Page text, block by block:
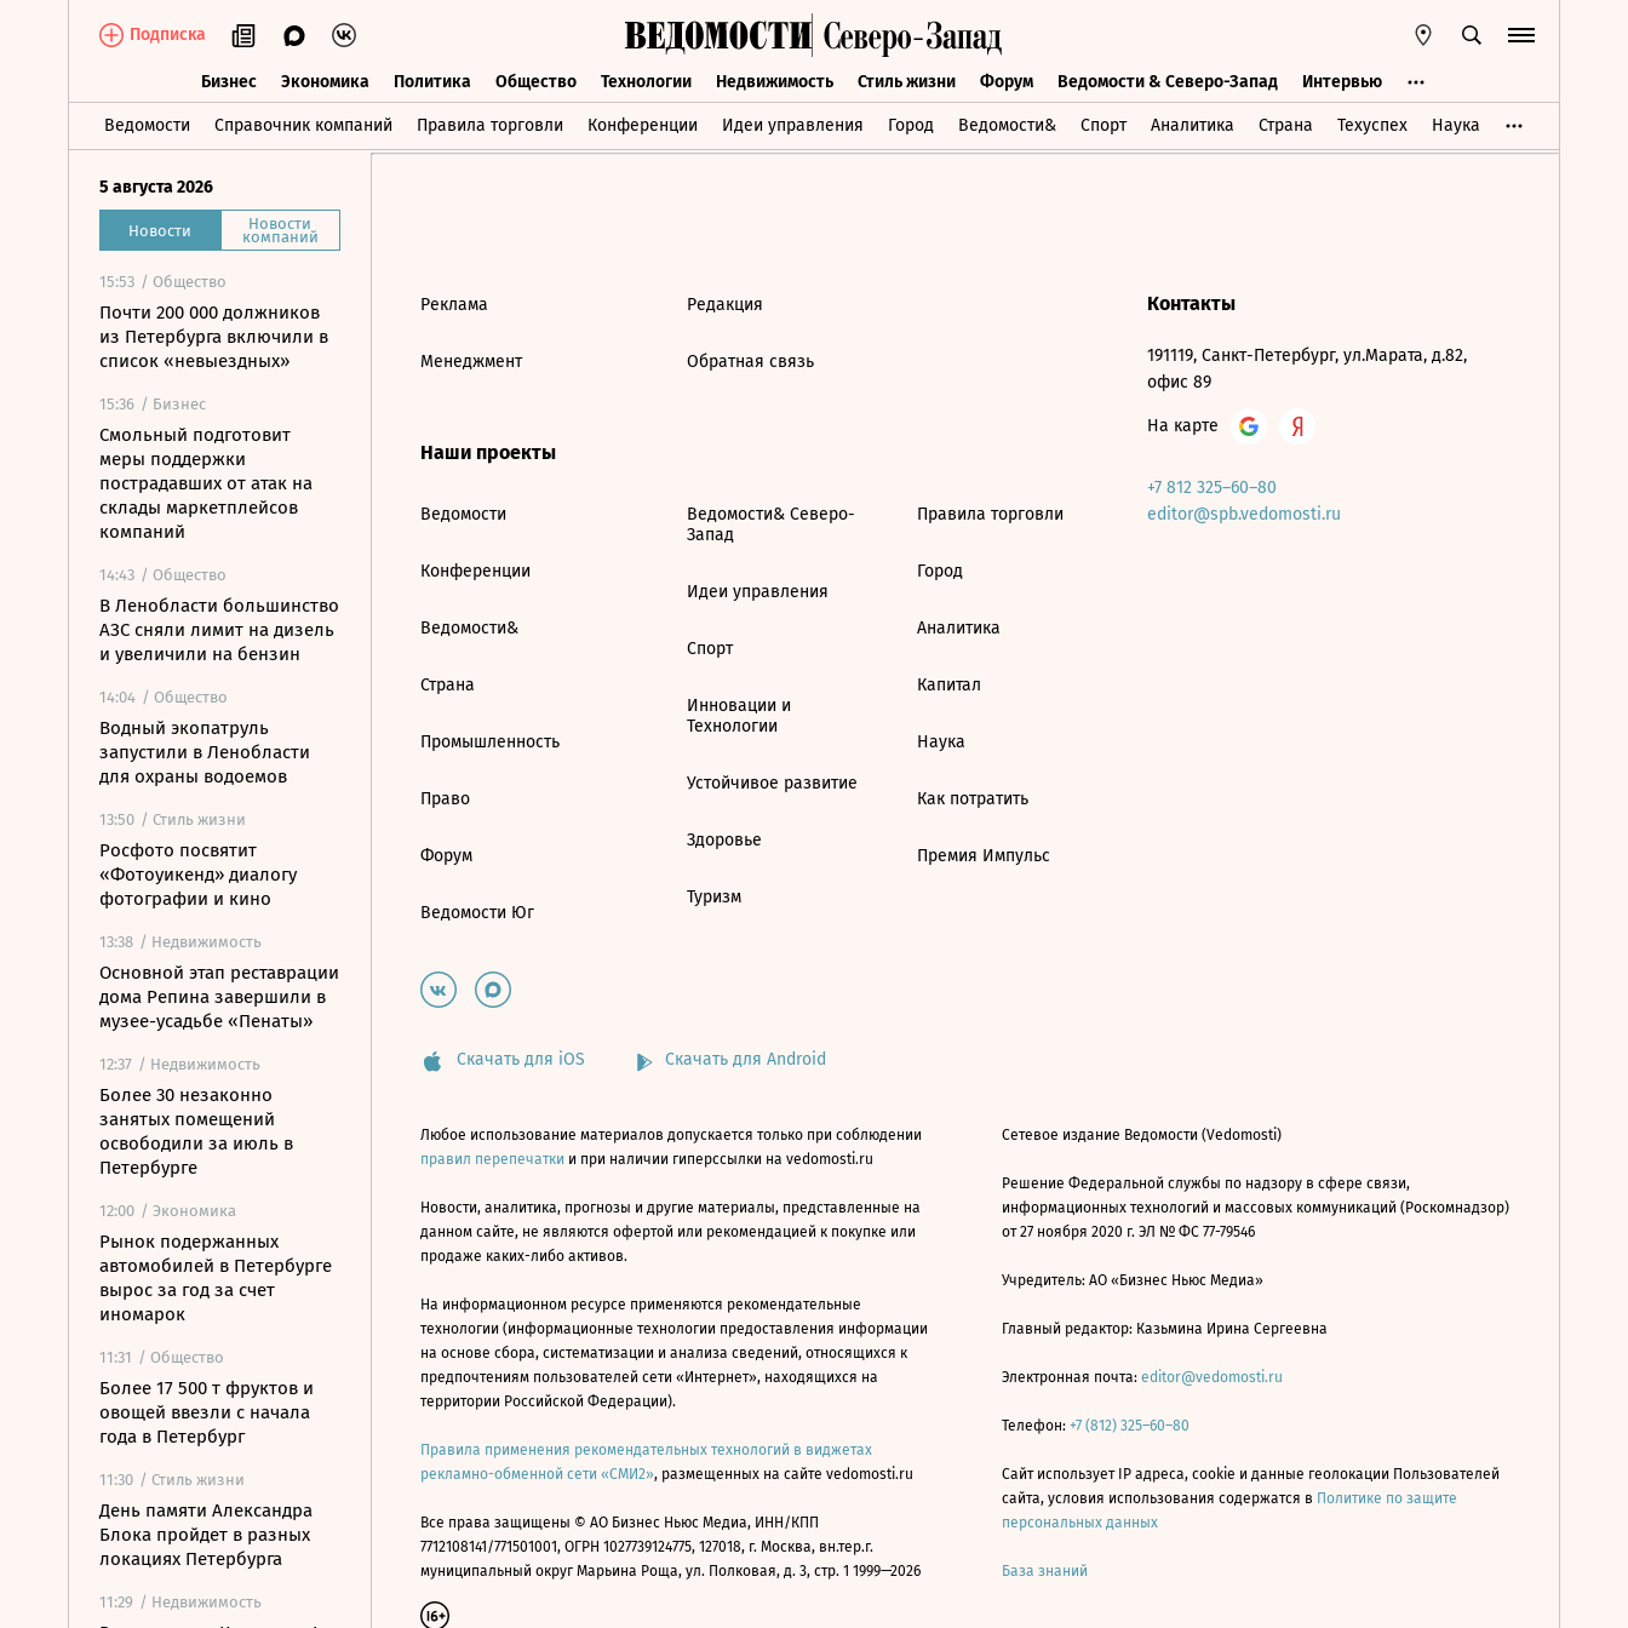
Подписка
Бизнес Экономика Политика Общество Технологии Недвижимость Стиль жизни Форум Ведомости & Северо-Запад Интервью
Ведомости Справочник компаний Правила торговли Конференции Идеи управления Город Ведомости& Спорт Аналитика Страна Техуспех Наука
Бизнес Экономика Политика Общество Технологии Недвижимость Стиль жизни Форум Ведомости & Северо-Запад Интервью
5 августа 2026
Новости Новости
компаний
15:53 / Общество
Почти 200 000 должников
из Петербурга включили в
список «невыездных»
15:36 / Бизнес
Смольный подготовит
меры поддержки
пострадавших от атак на
склады маркетплейсов
компаний
14:43 / Общество
В Ленобласти большинство
АЗС сняли лимит на дизель
и увеличили на бензин
14:04 / Общество
Водный экопатруль
запустили в Ленобласти
для охраны водоемов
13:50 / Стиль жизни
Росфото посвятит
«Фотоуикенд» диалогу
фотографии и кино
13:38 / Недвижимость
Основной этап реставрации
дома Репина завершили в
музее-усадьбе «Пенаты»
12:37 / Недвижимость
Более 30 незаконно
занятых помещений
освободили за июль в
Петербурге
12:00 / Экономика
Рынок подержанных
автомобилей в Петербурге
вырос за год за счет
иномарок
11:31 / Общество
Более 17 500 т фруктов и
овощей ввезли с начала
года в Петербург
11:30 / Стиль жизни
День памяти Александра
Блока пройдет в разных
локациях Петербурга
11:29 / Недвижимость
Реклама
Менеджмент
Редакция
Обратная связь
Наши проекты
Ведомости
Конференции
Ведомости&
Страна
Промышленность
Право
Форум
Ведомости Юг
Ведомости& Северо-
Запад
Идеи управления
Спорт
Инновации и
Технологии
Устойчивое развитие
Здоровье
Туризм
Правила торговли
Город
Аналитика
Капитал
Наука
Как потратить
Премия Импульс
Контакты
191119, Санкт-Петербург, ул.Марата, д.82,
офис 89
На карте
+7 812 325–60–80
editor@spb.vedomosti.ru
Скачать для iOS Скачать для Android
Любое использование материалов допускается только при соблюдении
правил перепечатки и при наличии гиперссылки на vedomosti.ru
Новости, аналитика, прогнозы и другие материалы, представленные на
данном сайте, не являются офертой или рекомендацией к покупке или
продаже каких-либо активов.
На информационном ресурсе применяются рекомендательные
технологии (информационные технологии предоставления информации
на основе сбора, систематизации и анализа сведений, относящихся к
предпочтениям пользователей сети «Интернет», находящихся на
территории Российской Федерации).
Правила применения рекомендательных технологий в виджетах
рекламно-обменной сети «СМИ2», размещенных на сайте vedomosti.ru
Все права защищены © АО Бизнес Ньюс Медиа, ИНН/КПП
7712108141/771501001, ОГРН 1027739124775, 127018, г. Москва, вн.тер.г.
муниципальный округ Марьина Роща, ул. Полковая, д. 3, стр. 1 1999—2026
Сетевое издание Ведомости (Vedomosti)
Решение Федеральной службы по надзору в сфере связи,
информационных технологий и массовых коммуникаций (Роскомнадзор)
от 27 ноября 2020 г. ЭЛ № ФС 77-79546
Учредитель: АО «Бизнес Ньюс Медиа»
Главный редактор: Казьмина Ирина Сергеевна
Электронная почта: editor@vedomosti.ru
Телефон: +7 (812) 325–60–80
Сайт использует IP адреса, cookie и данные геолокации Пользователей
сайта, условия использования содержатся в Политике по защите
персональных данных
База знаний